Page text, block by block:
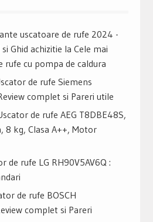
uscatoare de rufe 2024 -
Ghid achizitie la Cele mai
rufe cu pompa de caldura
de rufe Siemens
complet si Pareri utile
de rufe AEG T8DBE48S,
8 kg, Clasa A++, Motor
de rufe LG RH90V5AV6Q :
de rufe BOSCH
complet si Pareri